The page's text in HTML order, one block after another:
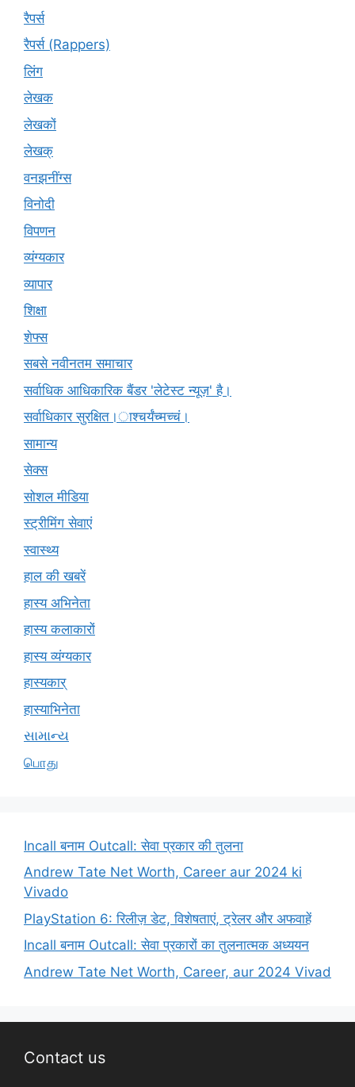
रैपर्स
रैपर्स (Rappers)
लिंग
लेखक
लेखकों
लेखक्
वनझनींग्स
विनोदी
विपणन
व्यंग्यकार
व्यापार
शिक्षा
शेफ्स
सबसे नवीनतम समाचार
सर्वाधिक आधिकारिक बैंडर 'लेटेस्ट न्यूज़' है।
सर्वाधिकार सुरक्षित।ाश्चर्यंच्मच्चं।
सामान्य
सेक्स
सोशल मीडिया
स्ट्रीमिंग सेवाएं
स्वास्थ्य
हाल की खबरें
हास्य अभिनेता
हास्य कलाकारों
हास्य व्यंग्यकार
हास्यकार्
हास्याभिनेता
સામાન્ય
பொது
Incall बनाम Outcall: सेवा प्रकार की तुलना
Andrew Tate Net Worth, Career aur 2024 ki
Vivado
PlayStation 6: रिलीज़ डेट, विशेषताएं, ट्रेलर और अफवाहें
Incall बनाम Outcall: सेवा प्रकारों का तुलनात्मक अध्ययन
Andrew Tate Net Worth, Career, aur 2024 Vivad
Contact us